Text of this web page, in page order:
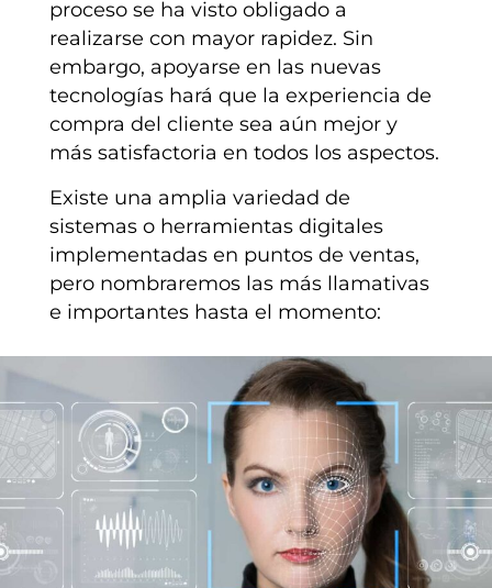
proceso se ha visto obligado a
realizarse con mayor rapidez. Sin
embargo, apoyarse en las nuevas
tecnologías hará que la experiencia de
compra del cliente sea aún mejor y
más satisfactoria en todos los aspectos.
Existe una amplia variedad de
sistemas o herramientas digitales
implementadas en puntos de ventas,
pero nombraremos las más llamativas
e importantes hasta el momento: